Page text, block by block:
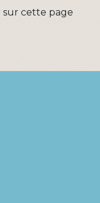
cette page